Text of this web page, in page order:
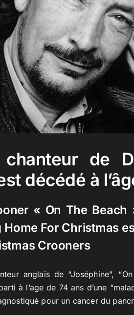
chanteur de
décédé à
« On The
For Christmas
Crooners
anglais de “Joséphine”,
à l’age de 74 ans d’une
pour un cancer du